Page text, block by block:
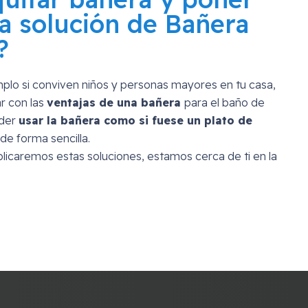
solución de Bañera
si conviven niños y personas mayores en tu casa,
con las ventajas de una bañera para el baño de
usar la bañera como si fuese un plato de
forma sencilla.
estas soluciones, estamos cerca de ti en la